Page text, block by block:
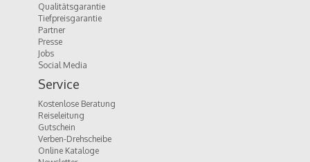
Qualitätsgarantie
Tiefpreisgarantie
Partner
Presse
Jobs
Social Media
Service
Kostenlose Beratung
Reiseleitung
Gutschein
Verben-Drehscheibe
Online Kataloge